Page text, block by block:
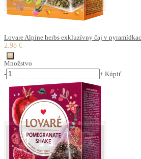
Lovare Alpine herbs exkluzívny čaj v
2.98 €
Množstvo
-
+ Kúpiť